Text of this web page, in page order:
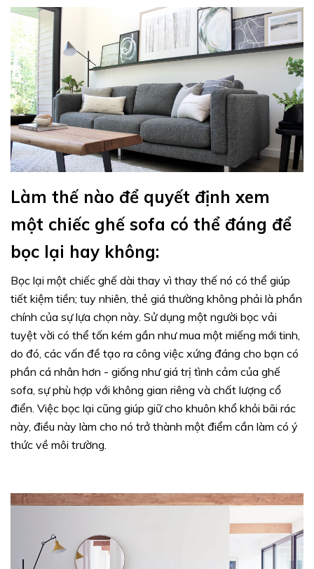
Làm thế nào để quyết định xem
một chiếc ghế sofa có thể đáng để
bọc lại hay không:
Bọc lại một chiếc ghế dài thay vì thay thế nó có thể giúp
tiết kiệm tiền; tuy nhiên, thẻ giá thường không phải là phần
chính của sự lựa chọn này. Sử dụng một người bọc vải
tuyệt vời có thể tốn kém gần như mua một miếng mới tinh,
do đó, các vấn đề tạo ra công việc xứng đáng cho bạn có
phần cá nhân hơn - giống như giá trị tình cảm của ghế
sofa, sự phù hợp với không gian riêng và chất lượng cổ
điển. Việc bọc lại cũng giúp giữ cho khuôn khổ khỏi bãi rác
này, điều này làm cho nó trở thành một điểm cần làm có ý
thức về môi trường.